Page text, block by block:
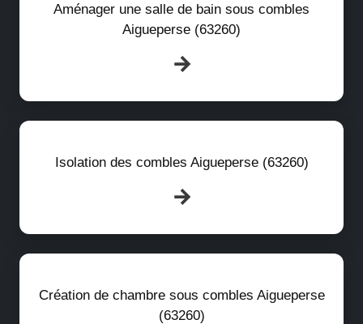
Aménager une salle de bain sous combles
Aigueperse (63260)
Isolation des combles Aigueperse (63260)
Création de chambre sous combles Aigueperse
(63260)